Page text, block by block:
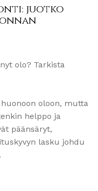
juotko
olo? Tarkista
oloon, mutta
helppo ja
päänsäryt,
lasku johdu